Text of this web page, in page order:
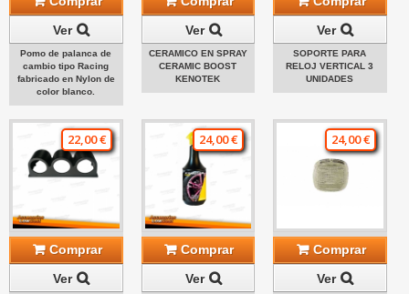
Ver
Pomo de palanca de
cambio tipo Racing
fabricado en Nylon de
color blanco.
Ver
CERAMICO EN SPRAY
CERAMIC BOOST
KENOTEK
Ver
SOPORTE PARA
RELOJ VERTICAL 3
UNIDADES
22,00 €
Comprar
Ver
24,00 €
Comprar
Ver
24,00 €
Comprar
Ver